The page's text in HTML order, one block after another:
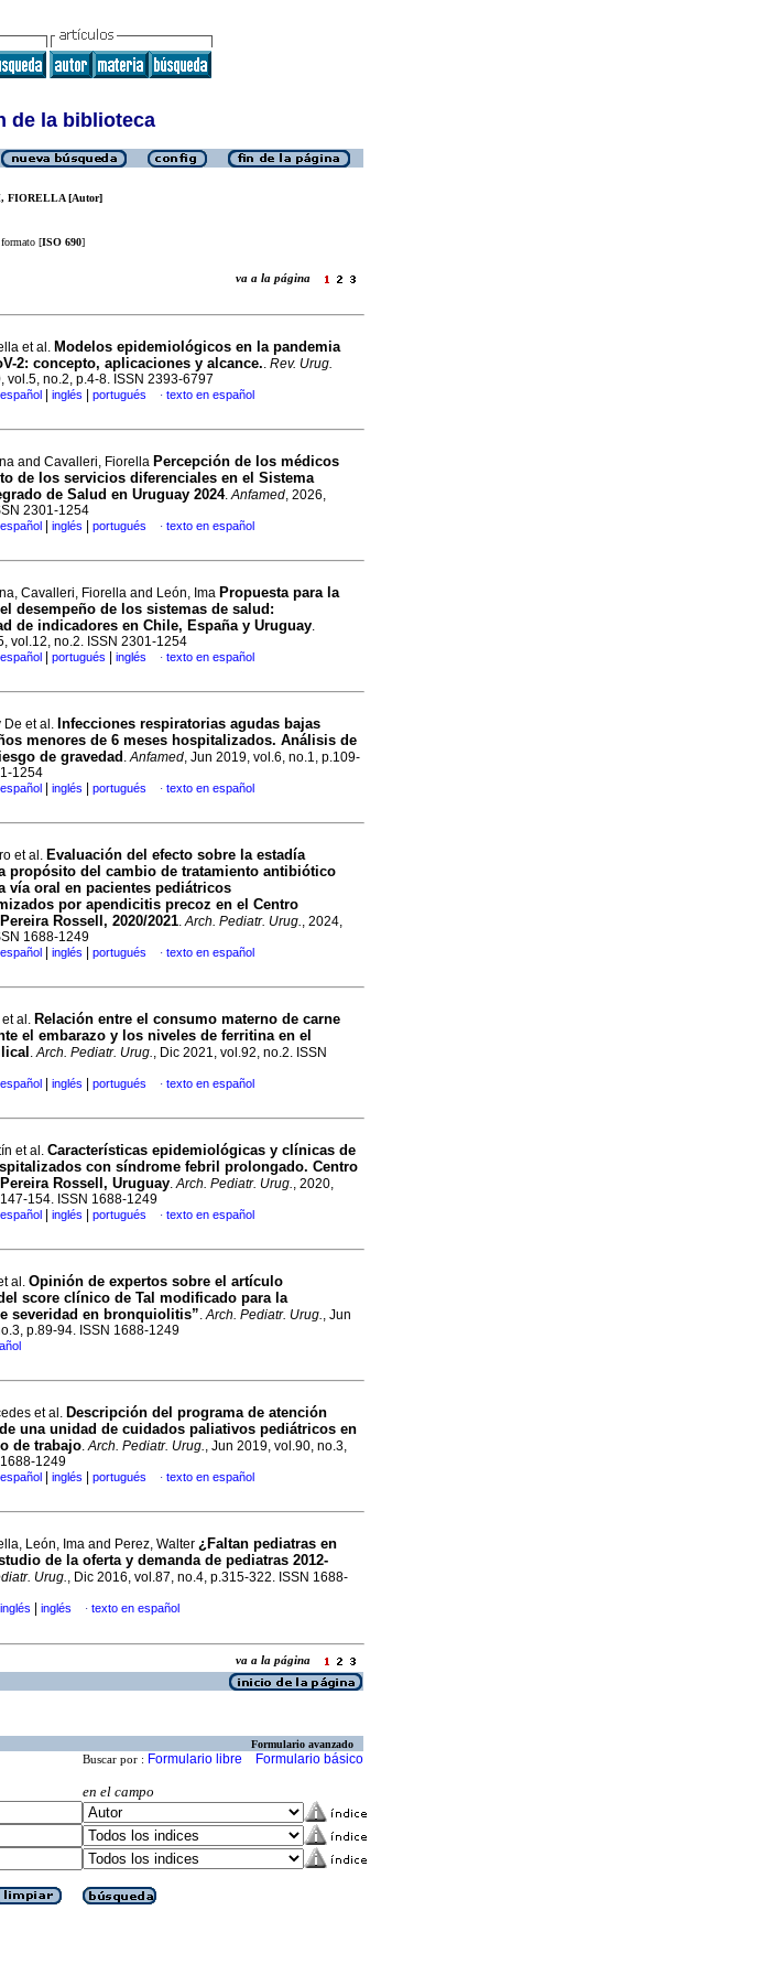
de la biblioteca
FIORELLA [Autor]
[ISO 690]
va a la página
et al. Modelos epidemiológicos en la pandemia
2: concepto, aplicaciones y alcance.. Rev. Urug.
vol.5, no.2, p.4-8. ISSN 2393-6797
inglés portugués · texto en español
and Cavalleri, Fiorella Percepción de los médicos
de los servicios diferenciales en el Sistema
de Salud en Uruguay 2024.Anfamed, 2026,
2301-1254
inglés portugués · texto en español
Cavalleri, Fiorella and León, Ima Propuesta para la
desempeño de los sistemas de salud:
de indicadores en Chile, España y Uruguay.
vol.12, no.2. ISSN 2301-1254
portugués inglés · texto en español
De et al. Infecciones respiratorias agudas bajas
menores de 6 meses hospitalizados. Análisis de
de gravedad .Anfamed, Jun 2019, vol.6, no.1, p.109-
1254
inglés portugués · texto en español
et al. Evaluación del efecto sobre la estadía
propósito del cambio de tratamiento antibiótico
vía oral en pacientes pediátricos
por apendicitis precoz en el Centro
Rossell, 2020/2021.Arch. Pediatr. Urug., 2024,
1688-1249
inglés portugués · texto en español
al. Relación entre el consumo materno de carne
el embarazo y los niveles de ferritina en el
.Arch. Pediatr. Urug., Dic 2021, vol.92, no.2. ISSN
inglés portugués · texto en español
et al. Características epidemiológicas y clínicas de
con síndrome febril prolongado. Centro
Rossell, Uruguay.Arch. Pediatr. Urug., 2020,
154. ISSN 1688-1249
inglés portugués · texto en español
al. Opinión de expertos sobre el artículo
score clínico de Tal modificado para la
severidad en bronquiolitis”.Arch. Pediatr. Urug., Jun
p.89-94. ISSN 1688-1249
et al. Descripción del programa de atención
una unidad de cuidados paliativos pediátricos en
de trabajo.Arch. Pediatr. Urug., Jun 2019, vol.90, no.3,
1249
inglés portugués · texto en español
León, Ima and Perez, Walter ¿Faltan pediatras en
de la oferta y demanda de pediatras 2012-
Urug., Dic 2016, vol.87, no.4, p.315-322. ISSN 1688-
inglés · texto en español
va a la página
Formulario avanzado
Buscar por : Formulario libre Formulario básico
en el campo